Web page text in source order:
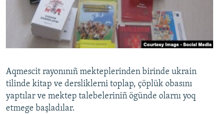
Русский
Українською
RFE/RS bütün saytları
Aqmescit rayonınıñ mekteplerinden birinde ukrain
tilinde kitap ve dersliklerni toplap, çöplük obasını
yaptılar ve mektep talebeleriniñ ögünde olarnı yoq
etmege başladılar.